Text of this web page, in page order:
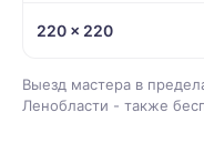
220 × 220
Выезд мастера в
Ленобласти - также